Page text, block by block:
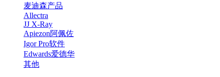
麦迪森产品
Allectra
JJ X-Ray
Apiezon阿佩佐
Igor Pro软件
Edwards爱德华
其他